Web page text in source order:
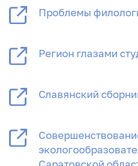
Проблемы
Регион глазами
Славянский